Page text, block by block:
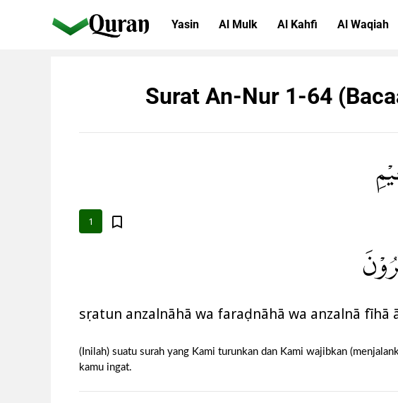
Yasin Al Mulk Al Kahfi Al Waqiah
Surat An-Nur 1-64
1
sụratun anzalnāhā wa faraḍnāhā wa anzalnā
(Inilah) suatu surah yang Kami turunkan dan Kami wajibkan
kamu ingat.